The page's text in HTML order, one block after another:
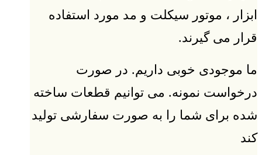
ابزار ، موتور سیکلت و مد مورد استفاده
قرار می گیرند.
ما موجودی خوبی داریم. در صورت
درخواست نمونه. می توانیم قطعات ساخته
شده برای شما را به صورت سفارشی تولید
کند